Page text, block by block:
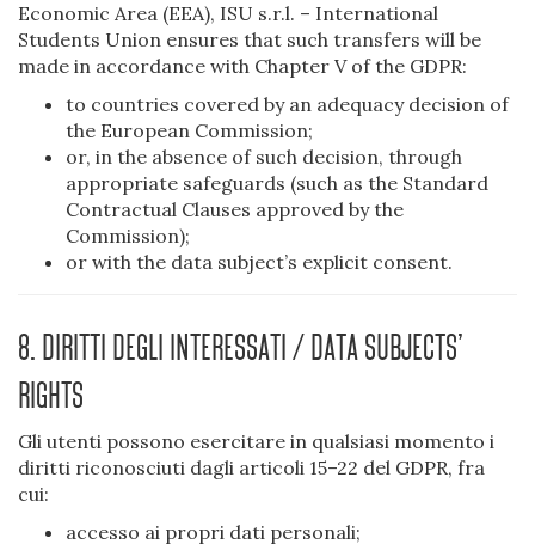
Economic Area (EEA), ISU s.r.l. – International
Students Union ensures that such transfers will be
made in accordance with Chapter V of the GDPR:
to countries covered by an adequacy decision of
the European Commission;
or, in the absence of such decision, through
appropriate safeguards (such as the Standard
Contractual Clauses approved by the
Commission);
or with the data subject’s explicit consent.
8. Diritti degli interessati / Data subjects’
rights
Gli utenti possono esercitare in qualsiasi momento i
diritti riconosciuti dagli articoli 15–22 del GDPR, fra
cui:
accesso ai propri dati personali;